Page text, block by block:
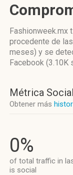
Fashionweek.mx
procedente de
meses) y se
Facebook (3.10K
Métrica Social
Obtener más
0%
of total traffic in
is social